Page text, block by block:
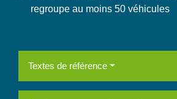
regroupe au moins 50 véhicules
Textes de référence